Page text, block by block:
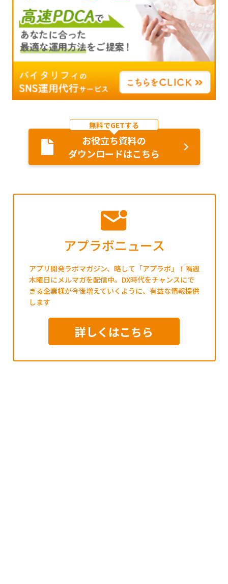
お役立ち資料の
ダウンロードはこちら
無料でGETする
アプラボニュース
アプリ開発ラボマガジン、略して「アプラボ」！隔週
木曜日にメルマガを配信中。DX時代をチャンスにで
きる企業様が今後増えていくように、有益な情報提供
します
詳しくはこちら